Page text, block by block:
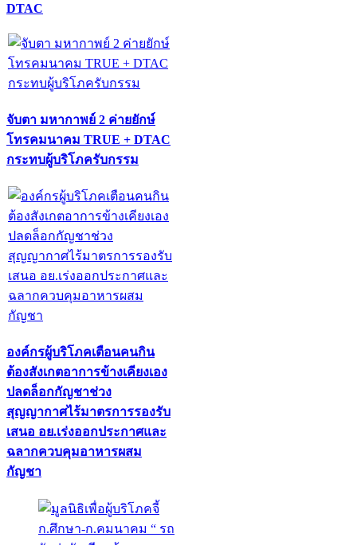
DTAC
จับตา มหากาพย์ 2 ค่ายยักษ์
โทรคมนาคม TRUE + DTAC
กระทบผู้บริโภครับกรรม
องค์กรผู้บริโภคเตือนคนกิน
ต้องสังเกตอาการข้างเคียงเอง
ปลดล็อกกัญชาช่วง
สุญญากาศไร้มาตรการรองรับ
เสนอ อย.เร่งออกประกาศและ
ฉลากควบคุมอาหารผสม
กัญชา